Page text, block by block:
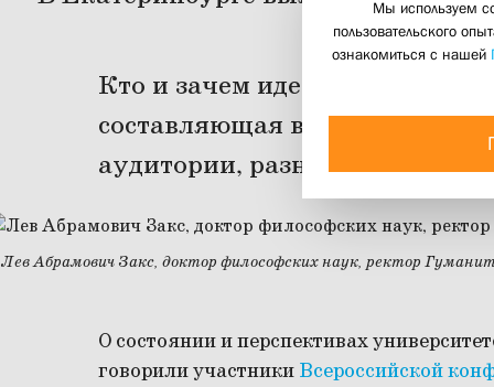
20
Кто и зачем идет учиться в
составляющая высшего
аудитории, разные студенты
Лев Абрамович Закс, доктор философских наук, ректор
О состоянии и перспективах
говорили участники Всероссийской
Мы используем
пользовательского
ознакомиться с нашей